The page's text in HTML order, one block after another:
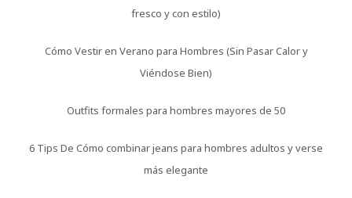
fresco y con estilo)
Cómo Vestir en Verano para Hombres (Sin Pasar Calor y
Viéndose Bien)
Outfits formales para hombres mayores de 50
6 Tips De Cómo combinar jeans para hombres adultos y verse
más elegante